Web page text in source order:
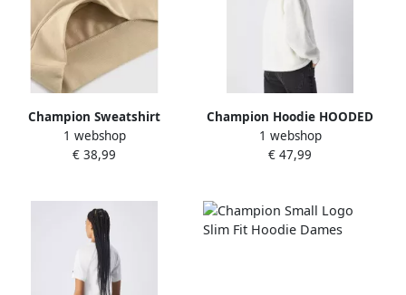
Champion Sweatshirt
1 webshop
€ 38,99
Champion Hoodie HOODED
sweatshirt
1 webshop
€ 47,99